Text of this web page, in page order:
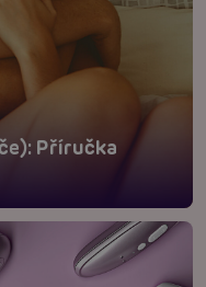
Příručka